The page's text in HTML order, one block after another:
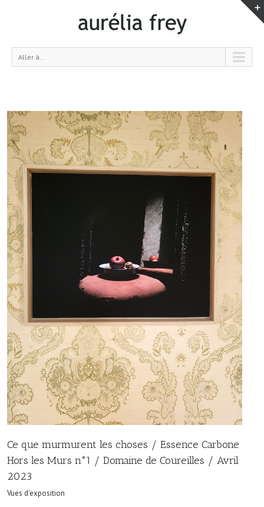
Aller à...
Ce que murmurent les choses / Essence Carbone
Hors les Murs n°1 / Domaine de Coureilles / Avril
2023
Vues d'exposition